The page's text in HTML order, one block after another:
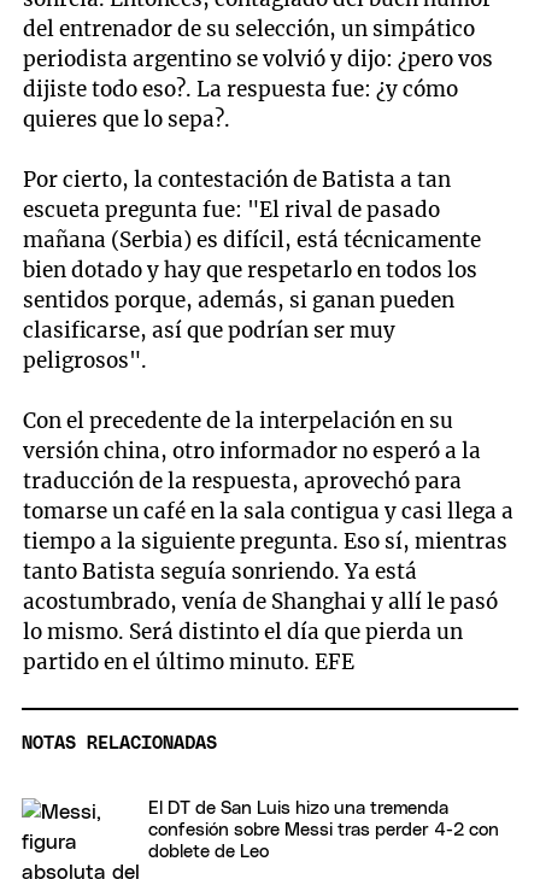
del entrenador de su selección, un simpático
periodista argentino se volvió y dijo: ¿pero vos
dijiste todo eso?. La respuesta fue: ¿y cómo
quieres que lo sepa?.
Por cierto, la contestación de Batista a tan
escueta pregunta fue: "El rival de pasado
mañana (Serbia) es difícil, está técnicamente
bien dotado y hay que respetarlo en todos los
sentidos porque, además, si ganan pueden
clasificarse, así que podrían ser muy
peligrosos".
Con el precedente de la interpelación en su
versión china, otro informador no esperó a la
traducción de la respuesta, aprovechó para
tomarse un café en la sala contigua y casi llega a
tiempo a la siguiente pregunta. Eso sí, mientras
tanto Batista seguía sonriendo. Ya está
acostumbrado, venía de Shanghai y allí le pasó
lo mismo. Será distinto el día que pierda un
partido en el último minuto. EFE
NOTAS RELACIONADAS
El DT de San Luis hizo una tremenda
confesión sobre Messi tras perder 4-2 con
doblete de Leo